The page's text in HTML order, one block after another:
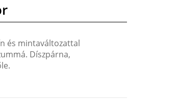
és mintaváltozattal
Díszpárna,